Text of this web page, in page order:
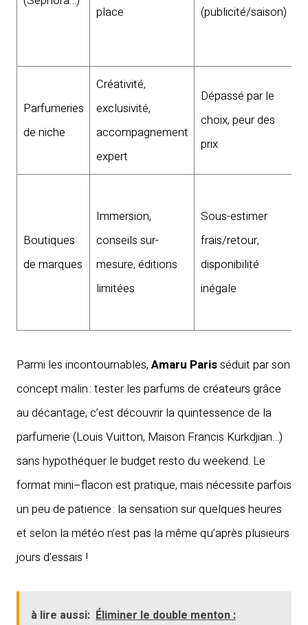
place (publicité/saison)
Parfumeries
de niche
Créativité,
exclusivité,
accompagnement
expert
Dépassé par le
choix, peur des
prix
Boutiques
de marques
Immersion,
conseils sur-
mesure, éditions
limitées
Sous-estimer
frais/retour,
disponibilité
inégale
Parmi les incontournables, Amaru Parisséduit par son
concept malin : tester les parfums de créateurs grâce
au décantage, c’est découvrir la quintessence de la
parfumerie (Louis Vuitton, Maison Francis Kurkdjian…)
sans hypothéquer le budget resto du weekend. Le
format mini–flacon est pratique, mais nécessite parfois
un peu de patience : la sensation sur quelques heures
et selon la météo n’est pas la même qu’après plusieurs
jours d’essais !
à lire aussi: Éliminer le double menton :